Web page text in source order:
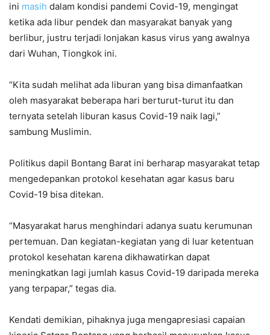
ini masih dalam kondisi pandemi Covid-19, mengingat
ketika ada libur pendek dan masyarakat banyak yang
berlibur, justru terjadi lonjakan kasus virus yang awalnya
dari Wuhan, Tiongkok ini.
“Kita sudah melihat ada liburan yang bisa dimanfaatkan
oleh masyarakat beberapa hari berturut-turut itu dan
ternyata setelah liburan kasus Covid-19 naik lagi,”
sambung Muslimin.
Politikus dapil Bontang Barat ini berharap masyarakat tetap
mengedepankan protokol kesehatan agar kasus baru
Covid-19 bisa ditekan.
“Masyarakat harus menghindari adanya suatu kerumunan
pertemuan. Dan kegiatan-kegiatan yang di luar ketentuan
protokol kesehatan karena dikhawatirkan dapat
meningkatkan lagi jumlah kasus Covid-19 daripada mereka
yang terpapar,” tegas dia.
Kendati demikian, pihaknya juga mengapresiasi capaian